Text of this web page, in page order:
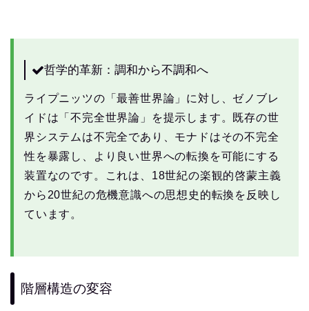
哲学的革新：調和から不調和へ
ライプニッツの「最善世界論」に対し、ゼノブレ
イドは「不完全世界論」を提示します。既存の世
界システムは不完全であり、モナドはその不完全
性を暴露し、より良い世界への転換を可能にする
装置なのです。これは、18世紀の楽観的啓蒙主義
から20世紀の危機意識への思想史的転換を反映し
ています。
階層構造の変容